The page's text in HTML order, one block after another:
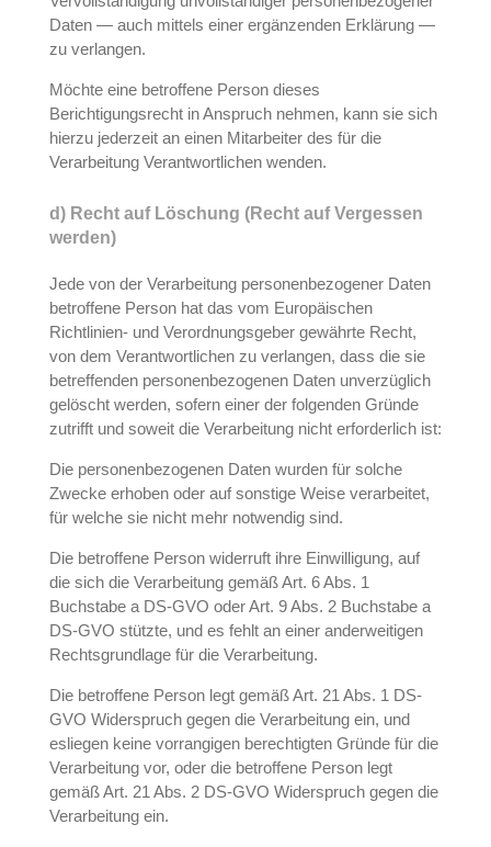
Daten — auch mittels einer ergänzenden Erklärung —
zu verlangen.
Möchte eine betroffene Person dieses
Berichtigungsrecht in Anspruch nehmen, kann sie sich
hierzu jederzeit an einen Mitarbeiter des für die
Verarbeitung Verantwortlichen wenden.
d) Recht auf Löschung (Recht auf Vergessen
werden)
Jede von der Verarbeitung personenbezogener Daten
betroffene Person hat das vom Europäischen
Richtlinien- und Verordnungsgeber gewährte Recht,
von dem Verantwortlichen zu verlangen, dass die sie
betreffenden personenbezogenen Daten unverzüglich
gelöscht werden, sofern einer der folgenden Gründe
zutrifft und soweit die Verarbeitung nicht erforderlich ist:
Die personenbezogenen Daten wurden für solche
Zwecke erhoben oder auf sonstige Weise verarbeitet,
für welche sie nicht mehr notwendig sind.
Die betroffene Person widerruft ihre Einwilligung, auf
die sich die Verarbeitung gemäß Art. 6 Abs. 1
Buchstabe a DS-GVO oder Art. 9 Abs. 2 Buchstabe a
DS-GVO stützte, und es fehlt an einer anderweitigen
Rechtsgrundlage für die Verarbeitung.
Die betroffene Person legt gemäß Art. 21 Abs. 1 DS-
GVO Widerspruch gegen die Verarbeitung ein, und
esliegen keine vorrangigen berechtigten Gründe für die
Verarbeitung vor, oder die betroffene Person legt
gemäß Art. 21 Abs. 2 DS-GVO Widerspruch gegen die
Verarbeitung ein.